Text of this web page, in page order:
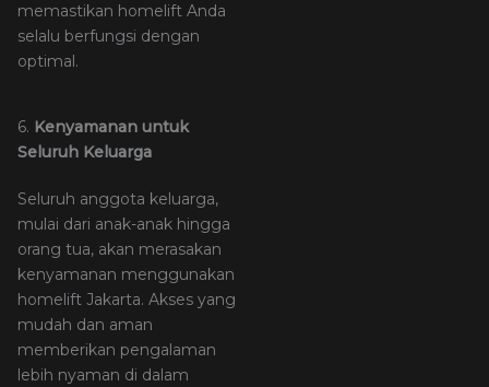
memastikan homelift Anda
selalu berfungsi dengan
optimal.
6. Kenyamanan untuk
Seluruh Keluarga
Seluruh anggota keluarga,
mulai dari anak-anak hingga
orang tua, akan merasakan
kenyamanan menggunakan
homelift Jakarta. Akses yang
mudah dan aman
memberikan pengalaman
lebih nyaman di dalam